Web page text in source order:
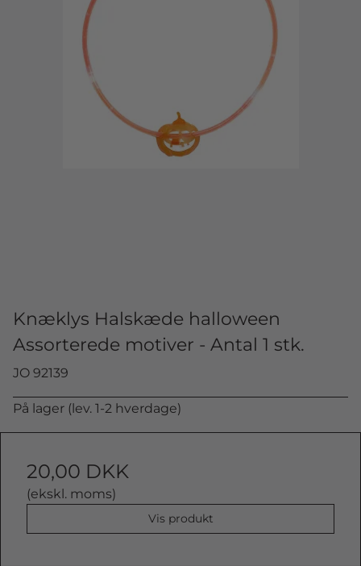
Knæklys Halskæde halloween
Assorterede motiver - Antal 1 stk.
JO 92139
På lager (lev. 1-2 hverdage)
20,00 DKK
(ekskl. moms)
Vis produkt